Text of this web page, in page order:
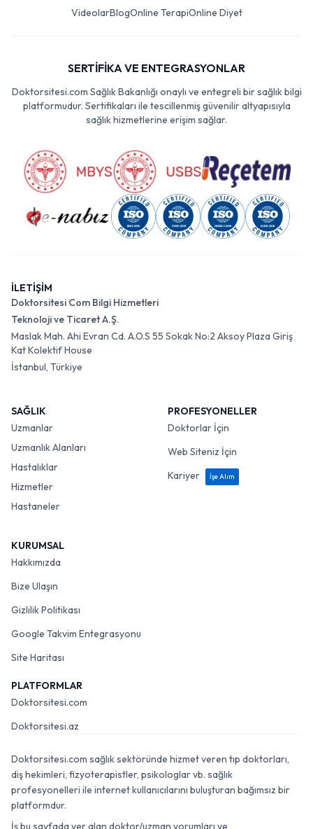
VideolarBlogOnline TerapiOnline Diyet
SERTİFİKA VE ENTEGRASYONLAR
Doktorsitesi.com Sağlık Bakanlığı onaylı ve entegreli bir sağlık bilgi
platformudur. Sertifikaları ile tescillenmiş güvenilir altyapısıyla
sağlık hizmetlerine erişim sağlar.
İLETİŞİM
Doktorsitesi Com Bilgi Hizmetleri
Teknoloji ve Ticaret A.Ş.
Maslak Mah. Ahi Evran Cd. A.O.S 55 Sokak No:2 Aksoy Plaza Giriş
Kat Kolektif House
İstanbul, Türkiye
SAĞLIK
Uzmanlar
Uzmanlık Alanları
Hastalıklar
Hizmetler
Hastaneler
PROFESYONELLER
Doktorlar İçin
Web Siteniz İçin
Kariyer
İşe Alım
KURUMSAL
Hakkımızda
Bize Ulaşın
Gizlilik Politikası
Google Takvim Entegrasyonu
Site Haritası
PLATFORMLAR
Doktorsitesi.com
Doktorsitesi.az
Doktorsitesi.com sağlık sektöründe hizmet veren tıp doktorları,
diş hekimleri, fizyoterapistler, psikologlar vb. sağlık
profesyonelleri ile internet kullanıcılarını buluşturan bağımsız bir
platformdur.
İş bu sayfada yer alan doktor/uzman yorumları ve